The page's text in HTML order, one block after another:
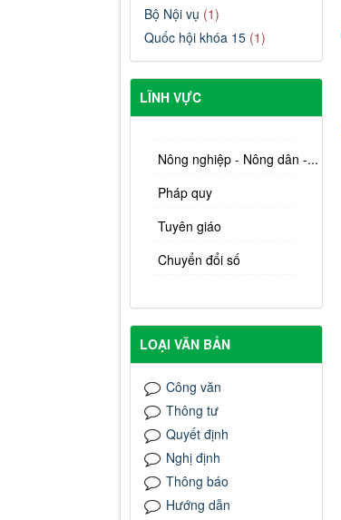
Bộ Nội vụ (1)
Quốc hội khóa 15 (1)
LĨNH VỰC
Nông nghiệp - Nông dân -...
Pháp quy
Tuyên giáo
Chuyển đổi số
LOẠI VĂN BẢN
Công văn
Thông tư
Quyết định
Nghị định
Thông báo
Hướng dẫn